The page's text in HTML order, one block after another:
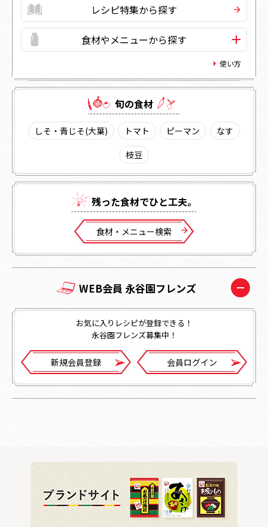
レシピ特集から探す
食材やメニューから探す
使い方
旬の⾷材
しそ・青じそ(大葉) トマト ピーマン
なす
枝豆
残った⾷材でひと⼯夫。
⾷材・メニュー検索
WEB会員 永谷園フレンズ
お気に入りレシピが登録できる！
永谷園フレンズ募集中！
新規会員登録 会員ログイン